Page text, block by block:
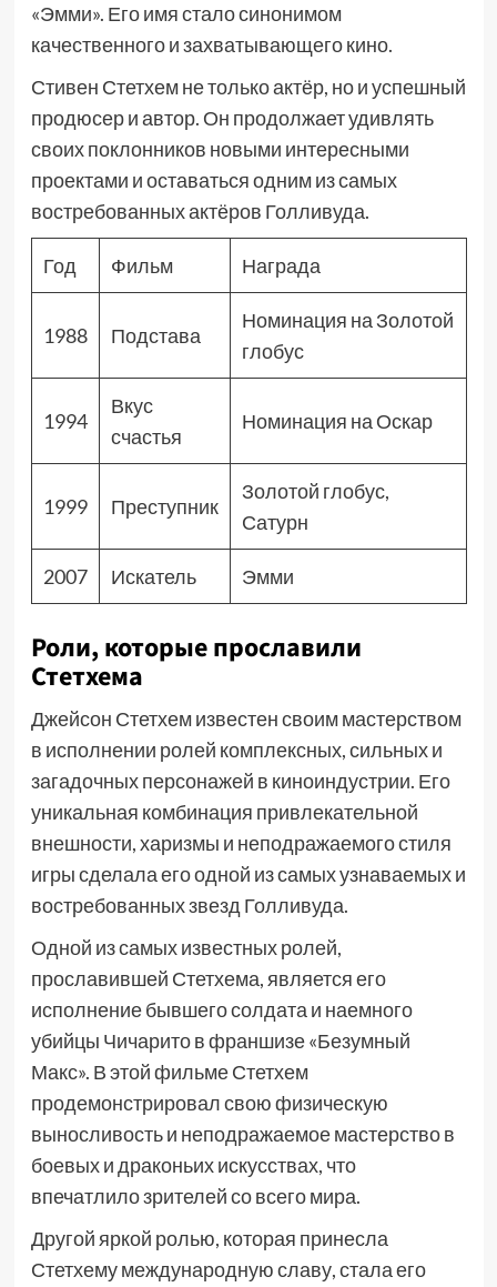
«Эмми». Его имя стало синонимом
качественного и захватывающего кино.
Стивен Стетхем не только актёр, но и успешный
продюсер и автор. Он продолжает удивлять
своих поклонников новыми интересными
проектами и оставаться одним из самых
востребованных актёров Голливуда.
Год Фильм Награда
1988 Подстава
Номинация на Золотой
глобус
1994
Вкус
счастья
Номинация на Оскар
1999 Преступник
Золотой глобус,
Сатурн
2007 Искатель Эмми
Роли, которые прославили
Стетхема
Джейсон Стетхем известен своим мастерством
в исполнении ролей комплексных, сильных и
загадочных персонажей в киноиндустрии. Его
уникальная комбинация привлекательной
внешности, харизмы и неподражаемого стиля
игры сделала его одной из самых узнаваемых и
востребованных звезд Голливуда.
Одной из самых известных ролей,
прославившей Стетхема, является его
исполнение бывшего солдата и наемного
убийцы Чичарито в франшизе «Безумный
Макс». В этой фильме Стетхем
продемонстрировал свою физическую
выносливость и неподражаемое мастерство в
боевых и драконьих искусствах, что
впечатлило зрителей со всего мира.
Другой яркой ролью, которая принесла
Стетхему международную славу, стала его